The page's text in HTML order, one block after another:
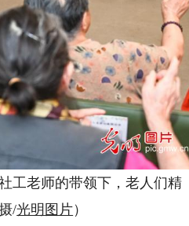
工老师的带领下，老人们精
/光明图片）